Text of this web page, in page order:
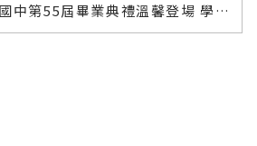
吉安國中第55屆畢業典禮溫馨登場 學生獻花擁抱感動全場